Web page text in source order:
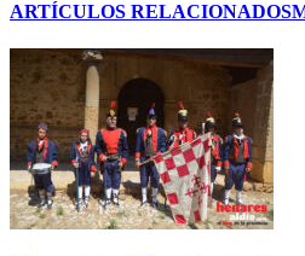
ARTÍCULOS RELACIONADOS